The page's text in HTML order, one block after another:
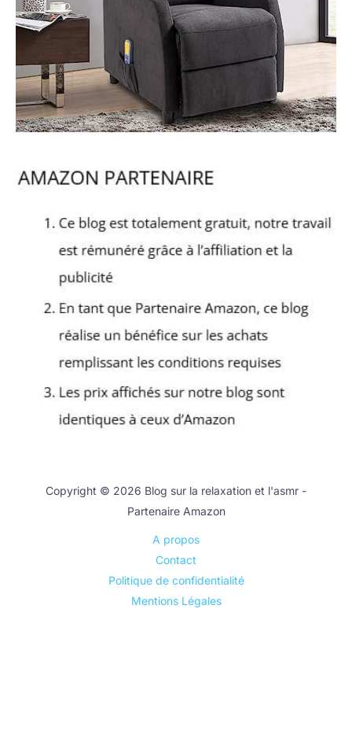
Copyright © 2026 Blog sur la relaxation et l'asmr -
Partenaire Amazon
A propos
Contact
Politique de confidentialité
Mentions Légales